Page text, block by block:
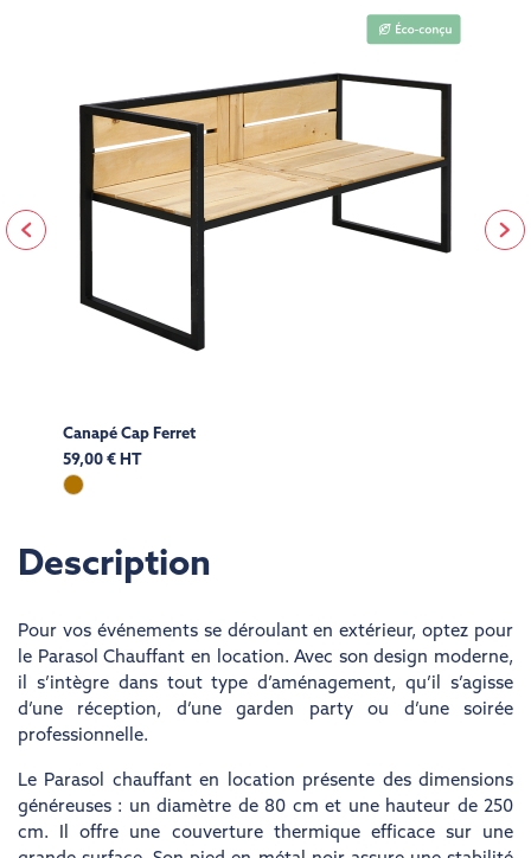
Canapé Cap Ferret
59,00 € HT
Description
Pour vos événements se déroulant en extérieur, optez pour
le Parasol Chauffant en location. Avec son design moderne,
il s’intègre dans tout type d’aménagement, qu’il s’agisse
d’une réception, d’une garden party ou d’une soirée
professionnelle.
Le Parasol chauffant en location présente des dimensions
généreuses : un diamètre de 80 cm et une hauteur de 250
cm. Il offre une couverture thermique efficace sur une